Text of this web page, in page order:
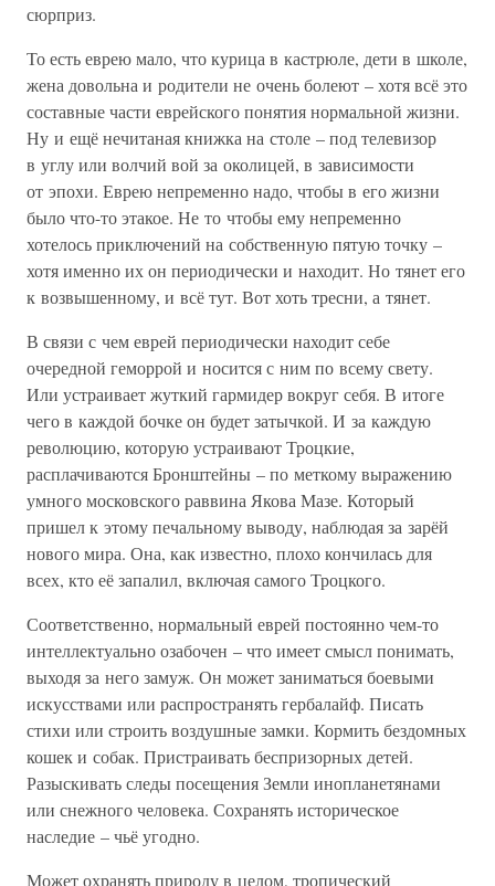
сюрприз.
То есть еврею мало, что курица в кастрюле, дети в школе,
жена довольна и родители не очень болеют – хотя всё это
составные части еврейского понятия нормальной жизни.
Ну и ещё нечитаная книжка на столе – под телевизор
в углу или волчий вой за околицей, в зависимости
от эпохи. Еврею непременно надо, чтобы в его жизни
было что-то этакое. Не то чтобы ему непременно
хотелось приключений на собственную пятую точку –
хотя именно их он периодически и находит. Но тянет его
к возвышенному, и всё тут. Вот хоть тресни, а тянет.
В связи с чем еврей периодически находит себе
очередной геморрой и носится с ним по всему свету.
Или устраивает жуткий гармидер вокруг себя. В итоге
чего в каждой бочке он будет затычкой. И за каждую
революцию, которую устраивают Троцкие,
расплачиваются Бронштейны – по меткому выражению
умного московского раввина Якова Мазе. Который
пришел к этому печальному выводу, наблюдая за зарёй
нового мира. Она, как известно, плохо кончилась для
всех, кто её запалил, включая самого Троцкого.
Соответственно, нормальный еврей постоянно чем-то
интеллектуально озабочен – что имеет смысл понимать,
выходя за него замуж. Он может заниматься боевыми
искусствами или распространять гербалайф. Писать
стихи или строить воздушные замки. Кормить бездомных
кошек и собак. Пристраивать беспризорных детей.
Разыскивать следы посещения Земли инопланетянами
или снежного человека. Сохранять историческое
наследие – чьё угодно.
Может охранять природу в целом, тропический